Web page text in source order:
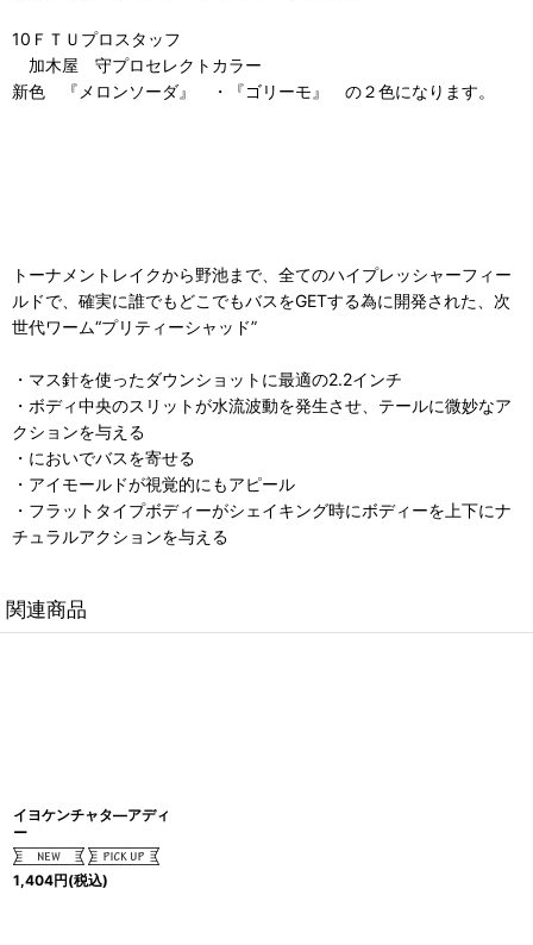
10ＦＴＵプロスタッフ
加木屋 守プロセレクトカラー
新色 『メロンソーダ』 ・『ゴリーモ』 の２色になります。
トーナメントレイクから野池まで、全てのハイプレッシャーフィー
ルドで、確実に誰でもどこでもバスをGETする為に開発された、次
世代ワーム“プリティーシャッド”
・マス針を使ったダウンショットに最適の2.2インチ
・ボディ中央のスリットが水流波動を発生させ、テールに微妙なア
クションを与える
・においでバスを寄せる
・アイモールドが視覚的にもアピール
・フラットタイプボディーがシェイキング時にボディーを上下にナ
チュラルアクションを与える
関連商品
イヨケンチャタ―アディ
ー
1,404円(税込)